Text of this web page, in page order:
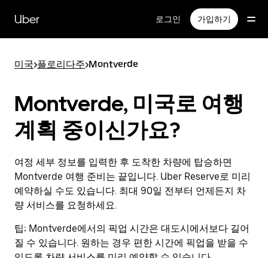
Uber 로그인 가입하기
미국>플로리다주>Montverde
Montverde, 미국로 여행
계획 중이신가요?
여정 세부 정보를 입력한 후 도착한 차량에 탑승하면
Montverde 여행 준비는 끝입니다. Uber Reserve로 미리
예약하실 수도 있습니다. 최대 90일 전부터 언제든지 차
량 서비스를 요청하세요.
팁: Montverde에서의 픽업 시간은 대도시에서보다 길어
질 수 있습니다. 원하는 경우 편한 시간에 픽업을 받을 수